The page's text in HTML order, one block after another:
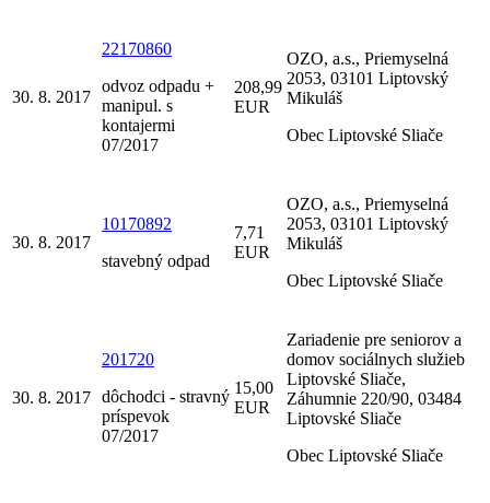
30. 8. 2017
22170860
odvoz odpadu +
manipul. s
kontajermi
07/2017
208,99
EUR
OZO, a.s., Priemyselná
2053, 03101 Liptovský
Mikuláš
Obec Liptovské Sliače
30. 8. 2017
10170892
stavebný odpad
7,71
EUR
OZO, a.s., Priemyselná
2053, 03101 Liptovský
Mikuláš
Obec Liptovské Sliače
30. 8. 2017
201720
dôchodci - stravný
príspevok
07/2017
15,00
EUR
Zariadenie pre seniorov a
domov sociálnych služieb
Liptovské Sliače,
Záhumnie 220/90, 03484
Liptovské Sliače
Obec Liptovské Sliače